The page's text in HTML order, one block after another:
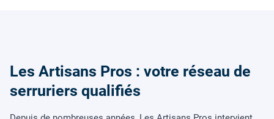
Les Artisans Pros : votre réseau de
serruriers qualifiés